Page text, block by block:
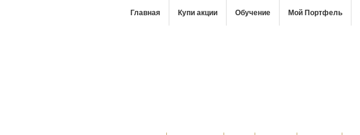
Главная Купи акции Обучение Мой Портфель